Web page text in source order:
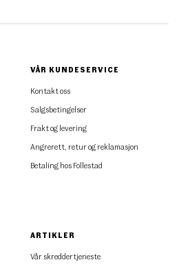
VÅR KUNDESERVICE
Kontakt oss
Salgsbetingelser
Frakt og levering
Angrerett, retur og reklamasjon
Betaling hos Follestad
ARTIKLER
Vår skreddertjeneste